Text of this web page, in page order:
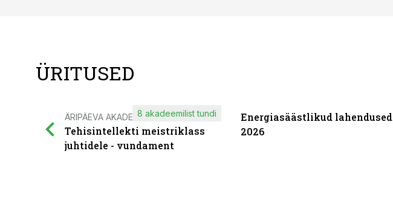
ÜRITUSED
ÄRIPÄEVA AKADEEMIA
Tehisintellekti meistriklass
juhtidele - vundament
8 akadeemilist tundi
Energiasäästlikud lahendused
2026